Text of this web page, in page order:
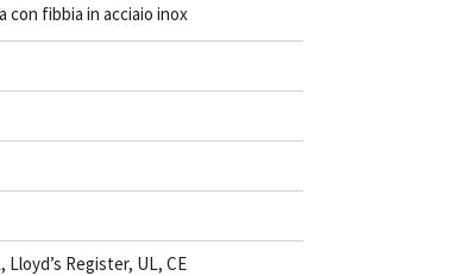
con fibbia in acciaio inox
Lloyd’s Register, UL, CE